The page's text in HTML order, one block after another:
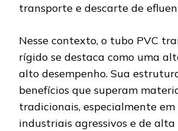
transporte e descarte de
Nesse contexto, o tubo PVC
rígido se destaca como uma
alto desempenho. Sua
benefícios que superam
tradicionais, especialmente
industriais agressivos e de alta